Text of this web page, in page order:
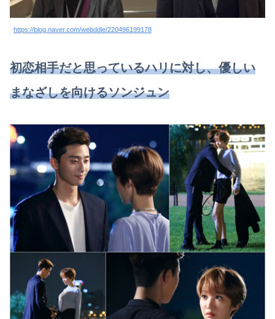
https://blog.naver.com/webddle/220496199178
初恋相手だと思っているハリに対し、優しい
まなざしを向けるソンジュン